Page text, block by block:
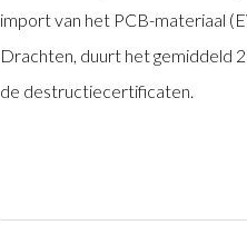
import van het PCB-materiaal
Drachten, duurt het gemiddeld
de destructiecertificaten.